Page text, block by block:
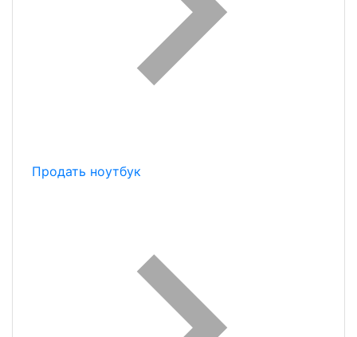
Продать ноутбук